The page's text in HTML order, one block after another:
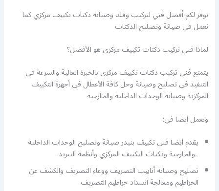
نوفر لكم أفضل فني لتركيب وفك وصيانة دكتات تكييف مركزي كما
نعمل في صيانة وتصليح الدكتات
لماذا فني تركيب دكتات تكييف مركزي هو الأفضل؟
يتمتع فني تركيب دكتات تكييف مركزي بالخبرة العالية والسرعة في
التنفيذ في تصليح وصيانة وحل كافة الأعطال في أجهزة التكييف
المركزية وصيانة الوحدات الداخلية والخارجية
ونعمل أيضا في:
يقدم أيضا فني تكييف بنيدر صيانة وتصليح الوحدات الداخلية
ـوالخارجية ودكتات التكييف المركزي وأنظمة التبريد.
تصليح وصيانة أنابيب التصريف ووعاء التصريف والكشف عن
الخراطيم ومعالجة انسداد خراطيم التصريف